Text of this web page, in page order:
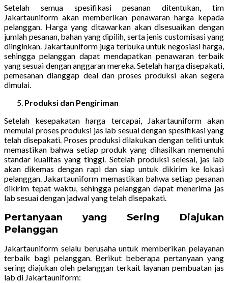
Setelah semua spesifikasi pesanan ditentukan, tim
Jakartauniform akan memberikan penawaran harga kepada
pelanggan. Harga yang ditawarkan akan disesuaikan dengan
jumlah pesanan, bahan yang dipilih, serta jenis customisasi yang
diinginkan. Jakartauniform juga terbuka untuk negosiasi harga,
sehingga pelanggan dapat mendapatkan penawaran terbaik
yang sesuai dengan anggaran mereka. Setelah harga disepakati,
pemesanan dianggap deal dan proses produksi akan segera
dimulai.
Produksi dan Pengiriman
Setelah kesepakatan harga tercapai, Jakartauniform akan
memulai proses produksi jas lab sesuai dengan spesifikasi yang
telah disepakati. Proses produksi dilakukan dengan teliti untuk
memastikan bahwa setiap produk yang dihasilkan memenuhi
standar kualitas yang tinggi. Setelah produksi selesai, jas lab
akan dikemas dengan rapi dan siap untuk dikirim ke lokasi
pelanggan. Jakartauniform memastikan bahwa setiap pesanan
dikirim tepat waktu, sehingga pelanggan dapat menerima jas
lab sesuai dengan jadwal yang telah disepakati.
Pertanyaan yang Sering Diajukan
Pelanggan
Jakartauniform selalu berusaha untuk memberikan pelayanan
terbaik bagi pelanggan. Berikut beberapa pertanyaan yang
sering diajukan oleh pelanggan terkait layanan pembuatan jas
lab di Jakartauniform: